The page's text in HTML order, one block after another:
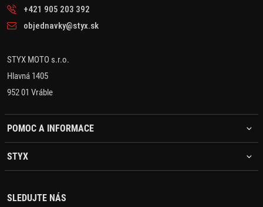
+421 905 203 392
objednavky@styx.sk
STYX MOTO s.r.o.
Hlavná 1405
952 01 Vráble
POMOC A INFORMACE
STYX
SLEDUJTE NÁS